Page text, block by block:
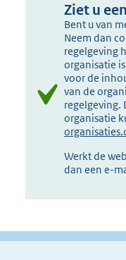
Ziet u
Bent u van
Neem dan
regelgeving
organisatie
voor de
van de
regelgeving.
organisatie
Werkt de
dan een e-